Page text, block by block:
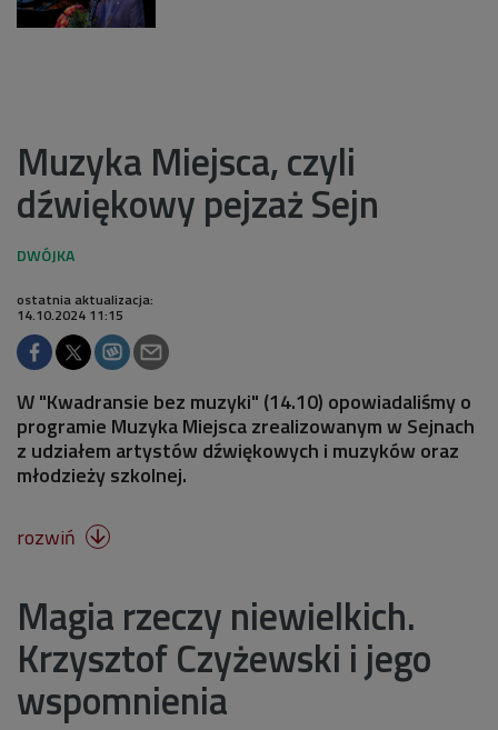
Muzyka Miejsca, czyli
dźwiękowy pejzaż Sejn
ostatnia aktualizacja:
14.10.2024 11:15
W "Kwadransie bez muzyki" (14.10) opowiadaliśmy o
programie Muzyka Miejsca zrealizowanym w Sejnach
z udziałem artystów dźwiękowych i muzyków oraz
młodzieży szkolnej.
rozwiń 
Magia rzeczy niewielkich.
Krzysztof Czyżewski i jego
wspomnienia